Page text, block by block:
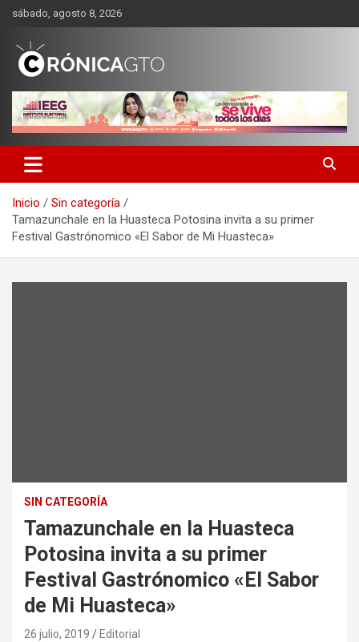
Saltar
contenido
sábado, agosto 8, 2026
CRONICA GUANAJUATO
Inicio
Sin categoría
Tamazunchale en la Huasteca Potosina invita a su primer
Festival Gastrónomico «El Sabor de Mi Huasteca»
SIN CATEGORÍA
Tamazunchale en la Huasteca
Potosina invita a su primer
Festival Gastrónomico «El Sabor
de Mi Huasteca»
26 julio, 2019 Editorial